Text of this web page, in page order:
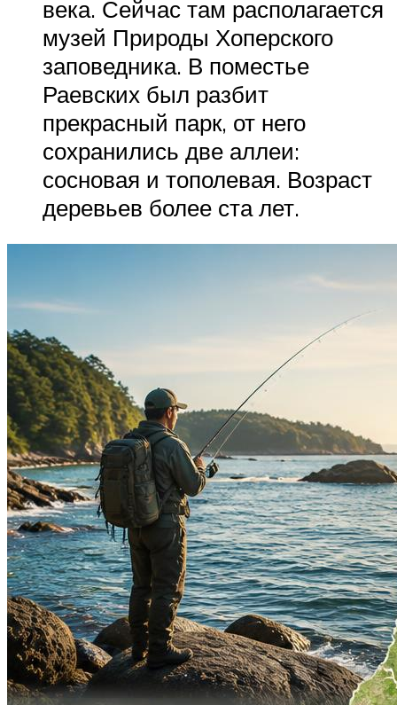
века. Сейчас там располагается
музей Природы Хоперского
заповедника. В поместье
Раевских был разбит
прекрасный парк, от него
сохранились две аллеи:
сосновая и тополевая. Возраст
деревьев более ста лет.